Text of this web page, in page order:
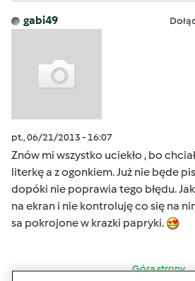
gabi49
pt., 06/21/2013 - 16:07
Znów mi wszystko uciekło , bo
literkę a z ogonkiem. Już nie będe
dopóki nie poprawia tego błędu.
na ekran i nie kontroluję co się na
sa pokrojone w krazki papryki.
Góra strony